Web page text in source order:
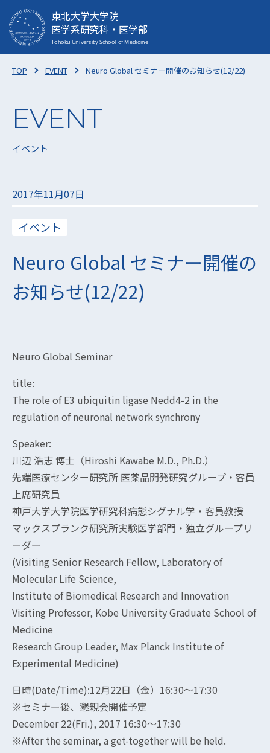
東北大学大学院
医学系研究科・医学部
TOP EVENT Neuro Global セミナー開催のお知らせ(12/22)
イベント
2017年11月07日
イベント
Neuro Global セミナー開催の
お知らせ(12/22)
Neuro Global Seminar
title:
The role of E3 ubiquitin ligase Nedd4-2 in the
regulation of neuronal network synchrony
Speaker:
川辺 浩志 博士（Hiroshi Kawabe M.D., Ph.D.）
先端医療センター研究所 医薬品開発研究グループ・客員
上席研究員
神戸大学大学院医学研究科病態シグナル学・客員教授
マックスプランク研究所実験医学部門・独立グループリ
ーダー
(Visiting Senior Research Fellow, Laboratory of
Molecular Life Science,
Institute of Biomedical Research and Innovation
Visiting Professor, Kobe University Graduate School of
Medicine
Research Group Leader, Max Planck Institute of
Experimental Medicine)
日時(Date/Time):12月22日（金）16:30～17:30
※セミナー後、懇親会開催予定
December 22(Fri.), 2017 16:30～17:30
※After the seminar, a get-together will be held.